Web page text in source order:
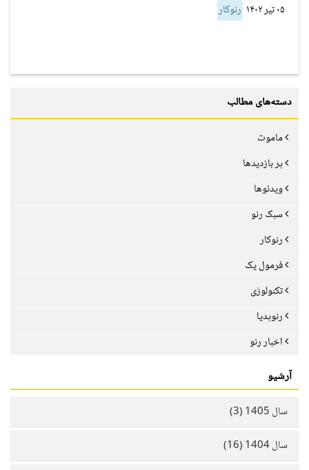
۰۵ تیر ۱۴۰۲ رنوکار
دسته‌های مطالب
ماموت
پر بازدیدها
ویدئوها
سبک رنو
رنوکار
فرمول یک
تکنولوژی
رنوپدیا
اخبار رنو
آرشیو
سال 1405 (3)
سال 1404 (16)